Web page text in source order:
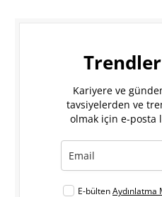
Kariyere ve
tavsiyelerden ve
olmak için e-posta
E-bültenAydınlatma